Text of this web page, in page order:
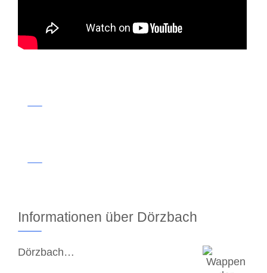
Informationen über Dörzbach
Dörzbach…